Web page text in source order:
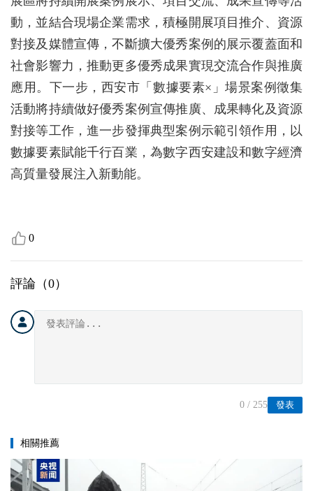
動，並結合現場企業需求，積極開展項目推介、資源
對接及媒體宣傳，不斷擴大優秀案例的展示覆蓋面和
社會影響力，推動更多優秀成果實現交流合作與推廣
應用。下一步，西安市「數據要素×」場景案例徵集
活動將持續做好優秀案例宣傳推廣、成果轉化及資源
對接等工作，進一步發揮典型案例示範引領作用，以
數據要素賦能千行百業，為數字西安建設和數字經濟
高質量發展注入新動能。
0
評論（0）
發表
0 / 255
相關推薦